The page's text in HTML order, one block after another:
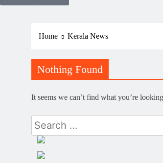
Home Kerala News
Nothing Found
It seems we can’t find what you’re